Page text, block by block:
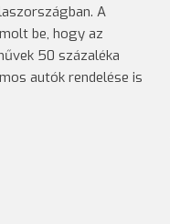
A
be, hogy az
50 százaléka
autók rendelése is